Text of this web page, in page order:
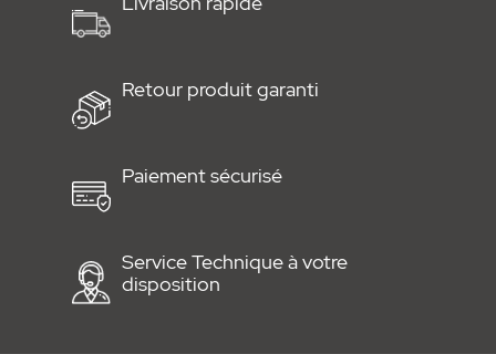
Retour produit garanti
Paiement sécurisé
Service Technique à votre
disposition